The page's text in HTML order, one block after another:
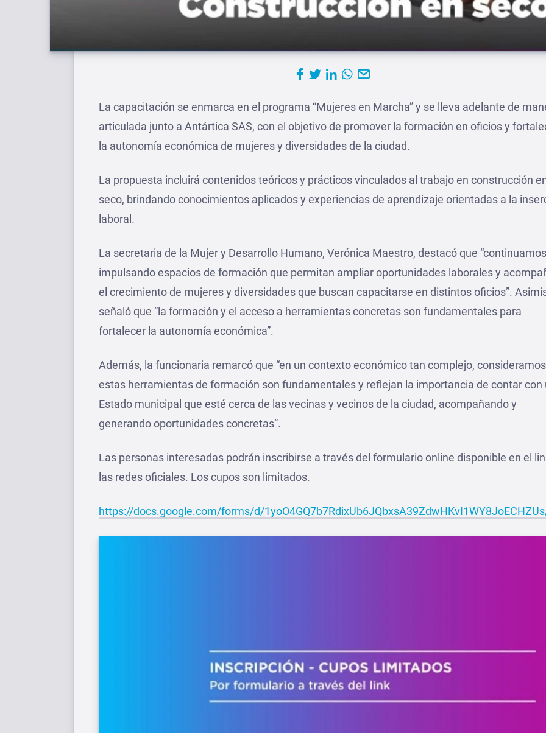
La capacitación se enmarca en el programa “Mujeres en Marcha” y se lleva adelante de
articulada junto a Antártica SAS, con el objetivo de promover la formación en oficios y
la autonomía económica de mujeres y diversidades de la ciudad.
La propuesta incluirá contenidos teóricos y prácticos vinculados al trabajo en construcción
seco, brindando conocimientos aplicados y experiencias de aprendizaje orientadas a la
laboral.
La secretaria de la Mujer y Desarrollo Humano, Verónica Maestro, destacó que “continuamos
impulsando espacios de formación que permitan ampliar oportunidades laborales y
el crecimiento de mujeres y diversidades que buscan capacitarse en distintos oficios”.
señaló que “la formación y el acceso a herramientas concretas son fundamentales para
fortalecer la autonomía económica”.
Además, la funcionaria remarcó que “en un contexto económico tan complejo,
estas herramientas de formación son fundamentales y reflejan la importancia de contar con
Estado municipal que esté cerca de las vecinas y vecinos de la ciudad, acompañando y
generando oportunidades concretas”.
Las personas interesadas podrán inscribirse a través del formulario online disponible en el
las redes oficiales. Los cupos son limitados.
https://docs.google.com/forms/d/